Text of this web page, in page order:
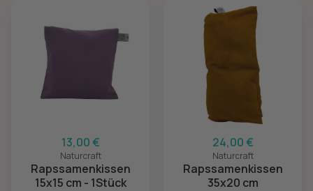
13,00 €
Naturcraft
Rapssamenkissen
15x15 cm - 1Stück
24,00 €
Naturcraft
Rapssamenkissen
35x20 cm